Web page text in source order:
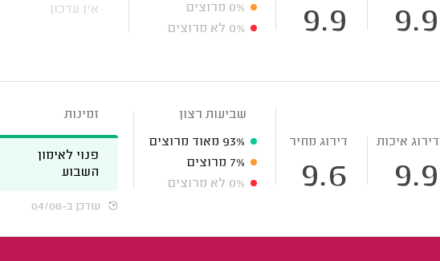
9.9
9.9
0% מרוצים
0% לא מרוצים
אין עדכון
דירוג איכות
9.9
דירוג מחיר
9.6
שביעות רצון
93% מאוד מרוצים
7% מרוצים
0% לא מרוצים
זמינות
פנוי לאימון
השבוע
עודכן ב-04/08